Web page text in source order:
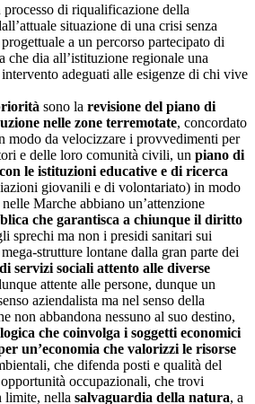
di riqualificazione della
situazione di una crisi senza
a un percorso partecipato di
che dia all’istituzione regionale una
adeguati alle esigenze di chi vive
sono la revisione del piano di
nelle zone terremotate, concordato
modo da velocizzare i provvedimenti per
e delle loro comunità civili, un piano di
le istituzioni educative e di ricerca
giovanili e di volontariato) in modo
Marche abbiano un’attenzione
che garantisca a chiunque il diritto
sprechi ma non i presidi sanitari sui
strutture lontane dalla gran parte dei
servizi sociali attento alle diverse
attente alle persone, dunque un
aziendalista ma nel senso della
non abbandona nessuno al suo destino,
che coinvolga i soggetti economici
un’economia che valorizzi le risorse
che difenda posti e qualità del
occupazionali, che trovi
limite, nella salvaguardia della natura, a